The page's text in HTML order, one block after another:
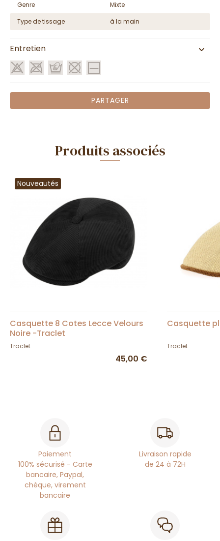
Genre
Mixte
Type de tissage
à la main
Entretien
PARTAGER
Produits associés
Nouveautés
Casquette 8 Cotes Lecce Velours
Noire -Traclet
Traclet
45,00 €
Casquette
Traclet
Paiement
100% sécurisé - Carte
bancaire, Paypal,
chèque, virement
bancaire
Livraison rapide
de 24 à 72H